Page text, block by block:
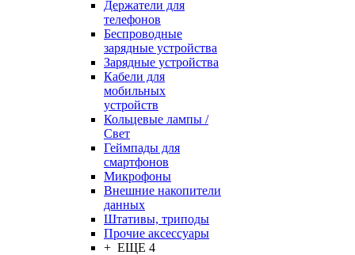
Держатели для
телефонов
Беспроводные
зарядные устройства
Зарядные устройства
Кабели для
мобильных
устройств
Кольцевые лампы /
Свет
Геймпады для
смартфонов
Микрофоны
Внешние накопители
данных
Штативы, триподы
Прочие аксессуары
+ ЕЩЕ 4